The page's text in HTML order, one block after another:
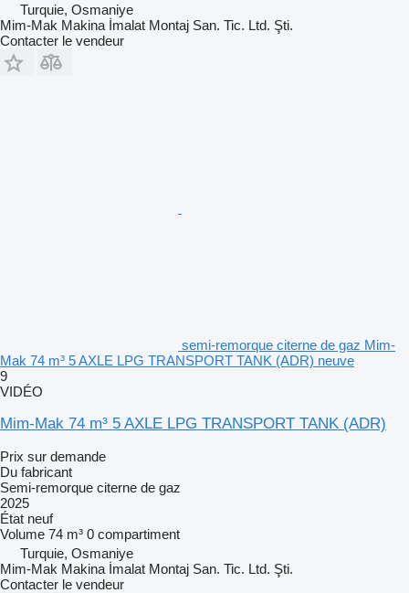
Turquie, Osmaniye
Mim-Mak Makina İmalat Montaj San. Tic. Ltd. Şti.
Contacter le vendeur
semi-remorque citerne de gaz Mim-
Mak 74 m³ 5 AXLE LPG TRANSPORT TANK (ADR) neuve
9
VIDÉO
Mim-Mak 74 m³ 5 AXLE LPG TRANSPORT TANK (ADR)
Prix sur demande
Du fabricant
Semi-remorque citerne de gaz
2025
État neuf
Volume 74 m³ 0 compartiment
Turquie, Osmaniye
Mim-Mak Makina İmalat Montaj San. Tic. Ltd. Şti.
Contacter le vendeur